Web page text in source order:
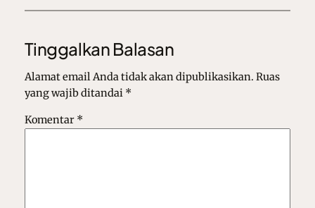
Tinggalkan Balasan
Alamat email Anda tidak akan dipublikasikan. Ruas
yang wajib ditandai *
Komentar *